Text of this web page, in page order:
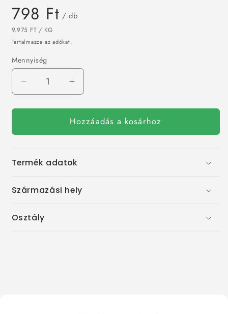
Normál
ár
798 Ft
EGYSÉGÁR
9.975 FT / /
KG
/ db
Tartalmazza az adókat.
Mennyiség
Sültcsirke
fűszerkeverék
80g
mennyiségének
csökkentése
Sültcsirke
fűszerkeverék
80g
mennyiségének
növelése
Hozzáadás a kosárhoz
Termék adatok
Származási hely
Osztály